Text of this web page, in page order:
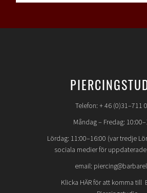
Telefon: + 46 (0)31–711
Måndag – Fredag:
Lördag: 11:00–16:00 (var tredje
sociala medier för
email:
Klicka HÄR för att komma till